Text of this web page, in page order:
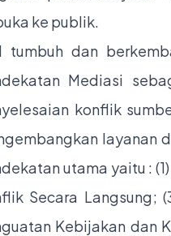
ke publik.
tumbuh dan
Mediasi
konflik
layanan
utama yaitu :
Secara Langsung;
Kebijakan dan